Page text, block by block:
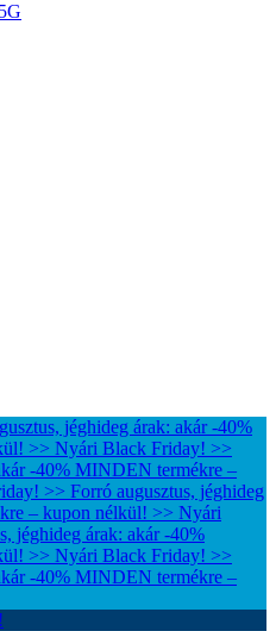
jéghideg árak: akár -40%
>> Nyári Black Friday! >>
-40% MINDEN termékre –
>> Forró augusztus, jéghideg
– kupon nélkül! >> Nyári
jéghideg árak: akár -40%
>> Nyári Black Friday! >>
-40% MINDEN termékre –